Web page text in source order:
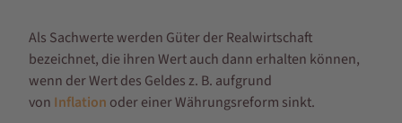
Als Sachwerte werden Güter der Realwirtschaft
bezeichnet, die ihren Wert auch dann erhalten können,
wenn der Wert des Geldes z. B. aufgrund
von Inflation oder einer Währungsreform sinkt.